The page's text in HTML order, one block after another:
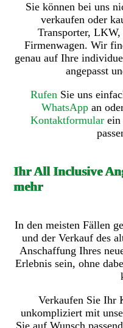
Sie können bei uns
verkaufen oder
Transporter,
Firmenwagen. Wir
genau auf Ihre
angepasst
Rufen Sie uns
WhatsApp an
Kontaktformularein
Ihr All Inclusive
mehr
In den meisten Fällen
und der Verkauf des
Anschaffung Ihres
Erlebnis sein, ohne
Verkaufen Sie Ihr
unkompliziert mit